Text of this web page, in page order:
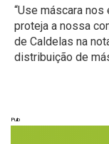
“Use máscara
proteja a nossa
de Caldelas na
distribuição de
Pub